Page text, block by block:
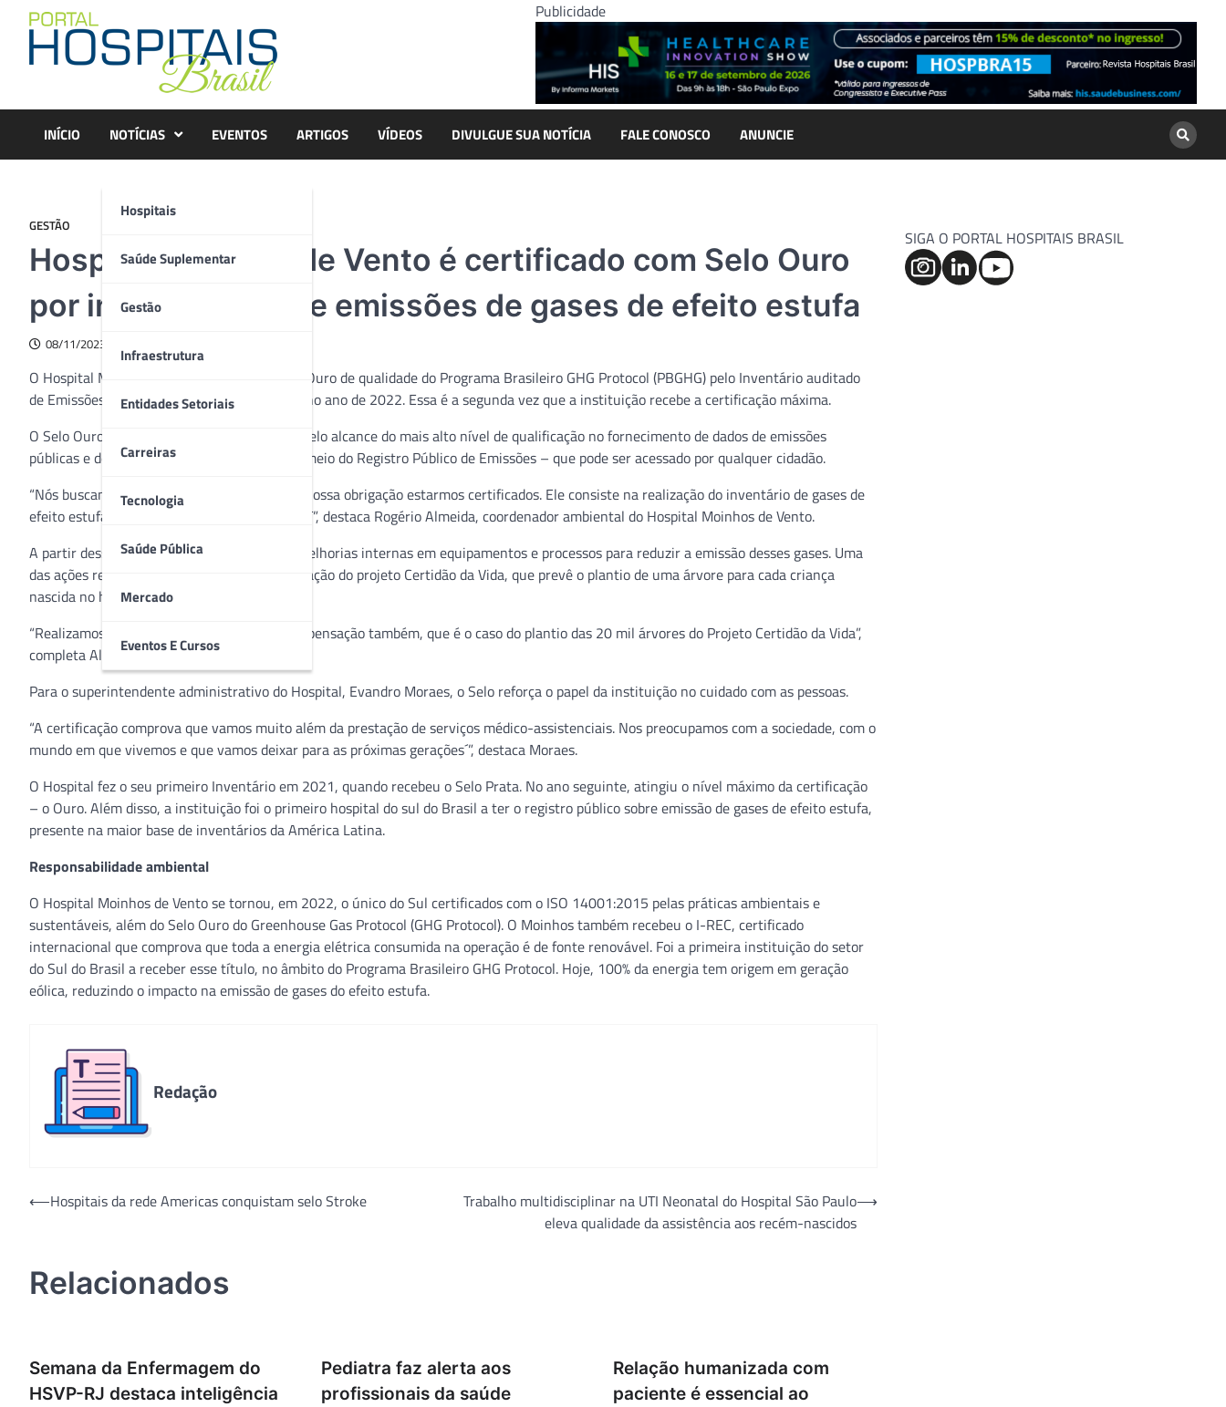
content
Publicidade
INÍCIO NOTÍCIAS
Hospitais
Saúde Suplementar
Gestão
Infraestrutura
Entidades Setoriais
Carreiras
Tecnologia
Saúde Pública
Mercado
Eventos E Cursos
EVENTOS ARTIGOS VÍDEOS DIVULGUE SUA NOTÍCIA FALE CONOSCO ANUNCIE
GESTÃO
Hospital Moinhos de Vento é certificado com Selo Ouro
por inventário sobre emissões de gases de efeito estufa
08/11/2023
O Hospital Moinhos de Vento recebeu o Selo Ouro de qualidade do Programa Brasileiro GHG Protocol (PBGHG) pelo Inventário auditado
de Emissões de Gases de Efeito Estufa (GEE) no ano de 2022. Essa é a segunda vez que a instituição recebe a certificação máxima.
O Selo Ouro atesta o inventário do Hospital pelo alcance do mais alto nível de qualificação no fornecimento de dados de emissões
públicas e de qualidade para a sociedade por meio do Registro Público de Emissões – que pode ser acessado por qualquer cidadão.
“Nós buscamos o Selo Ouro todos os anos. É nossa obrigação estarmos certificados. Ele consiste na realização do inventário de gases de
efeito estufa auditado e certificado pela ABNT”, destaca Rogério Almeida, coordenador ambiental do Hospital Moinhos de Vento.
A partir desse material, a instituição adota melhorias internas em equipamentos e processos para reduzir a emissão desses gases. Uma
das ações resultantes desse material foi a criação do projeto Certidão da Vida, que prevê o plantio de uma árvore para cada criança
nascida no hospital até 2027.
“Realizamos ações de neutralização e de compensação também, que é o caso do plantio das 20 mil árvores do Projeto Certidão da Vida”,
completa Almeida.
Para o superintendente administrativo do Hospital, Evandro Moraes, o Selo reforça o papel da instituição no cuidado com as pessoas.
“A certificação comprova que vamos muito além da prestação de serviços médico-assistenciais. Nos preocupamos com a sociedade, com o
mundo em que vivemos e que vamos deixar para as próximas gerações´”, destaca Moraes.
O Hospital fez o seu primeiro Inventário em 2021, quando recebeu o Selo Prata. No ano seguinte, atingiu o nível máximo da certificação
– o Ouro. Além disso, a instituição foi o primeiro hospital do sul do Brasil a ter o registro público sobre emissão de gases de efeito estufa,
presente na maior base de inventários da América Latina.
Responsabilidade ambiental
O Hospital Moinhos de Vento se tornou, em 2022, o único do Sul certificados com o ISO 14001:2015 pelas práticas ambientais e
sustentáveis, além do Selo Ouro do Greenhouse Gas Protocol (GHG Protocol). O Moinhos também recebeu o I-REC, certificado
internacional que comprova que toda a energia elétrica consumida na operação é de fonte renovável. Foi a primeira instituição do setor
do Sul do Brasil a receber esse título, no âmbito do Programa Brasileiro GHG Protocol. Hoje, 100% da energia tem origem em geração
eólica, reduzindo o impacto na emissão de gases do efeito estufa.
Redação
Navegação
⟵Hospitais da rede Americas conquistam selo Stroke
Trabalho multidisciplinar na UTI Neonatal do Hospital São Paulo
eleva qualidade da assistência aos recém-nascidos
⟶
Relacionados
Semana da Enfermagem do
HSVP-RJ destaca inteligência
Pediatra faz alerta aos
profissionais da saúde
Relação humanizada com
paciente é essencial ao
SIGA O PORTAL HOSPITAIS BRASIL